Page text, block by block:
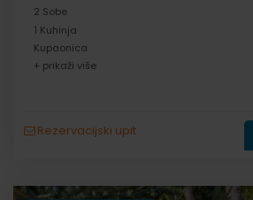
2 Sobe
1 Kuhinja
Kupaonica
+ prikaži više
Rezervacijski upit